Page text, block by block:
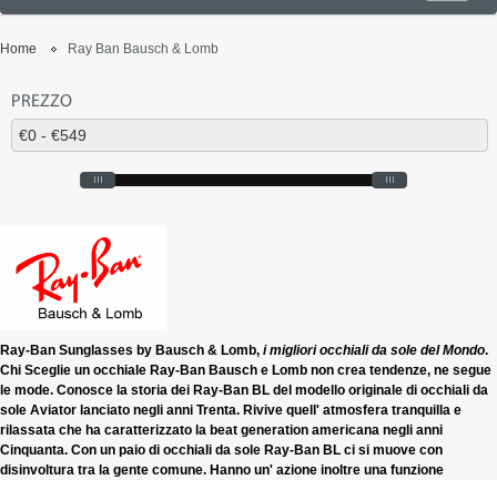
Home Ray Ban Bausch & Lomb
PREZZO
Ray-Ban Sunglasses by Bausch & Lomb, i migliori occhiali da sole del Mondo.
Chi Sceglie un occhiale Ray-Ban Bausch e Lomb non crea tendenze, ne segue
le mode. Conosce la storia dei Ray-Ban BL del modello originale di occhiali da
sole Aviator lanciato negli anni Trenta. Rivive quell' atmosfera tranquilla e
rilassata che ha caratterizzato la beat generation americana negli anni
Cinquanta. Con un paio di occhiali da sole Ray-Ban BL ci si muove con
disinvoltura tra la gente comune. Hanno un' azione inoltre una funzione